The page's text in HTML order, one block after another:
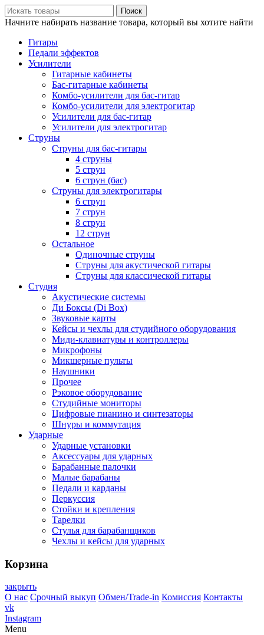
Поиск
Начните набирать название товара, который вы хотите найти
Гитары
Педали эффектов
Усилители
Гитарные кабинеты
Бас-гитарные кабинеты
Комбо-усилители для бас-гитар
Комбо-усилители для электрогитар
Усилители для бас-гитар
Усилители для электрогитар
Струны
Струны для бас-гитары
4 струны
5 струн
6 струн (бас)
Струны для электрогитары
6 струн
7 струн
8 струн
12 струн
Остальное
Одиночные струны
Струны для акустической гитары
Струны для классической гитары
Студия
Акустические системы
Ди Боксы (Di Box)
Звуковые карты
Кейсы и чехлы для студийного оборудования
Миди-клавиатуры и контроллеры
Микрофоны
Микшерные пульты
Наушники
Прочее
Рэковое оборудование
Студийные мониторы
Цифровые пианино и синтезаторы
Шнуры и коммутация
Ударные
Ударные установки
Аксессуары для ударных
Барабанные палочки
Малые барабаны
Педали и карданы
Перкуссия
Стойки и крепления
Тарелки
Стулья для барабанщиков
Чехлы и кейсы для ударных
Корзина
закрыть
О нас Срочный выкуп Обмен/Trade-in Комиссия Контакты
vk
Instagram
Menu